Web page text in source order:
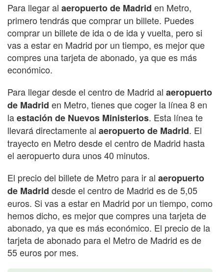
Para llegar al aeropuerto de Madrid en Metro,
primero tendrás que comprar un billete. Puedes
comprar un billete de ida o de ida y vuelta, pero si
vas a estar en Madrid por un tiempo, es mejor que
compres una tarjeta de abonado, ya que es más
económico.
Para llegar desde el centro de Madrid al aeropuerto
de Madrid en Metro, tienes que coger la línea 8 en
laestación de Nuevos Ministerios. Esta línea te
llevará directamente al aeropuerto de Madrid. El
trayecto en Metro desde el centro de Madrid hasta
el aeropuerto dura unos 40 minutos.
El precio del billete de Metro para ir al aeropuerto
de Madrid desde el centro de Madrid es de 5,05
euros. Si vas a estar en Madrid por un tiempo, como
hemos dicho, es mejor que compres una tarjeta de
abonado, ya que es más económico. El precio de la
tarjeta de abonado para el Metro de Madrid es de
55 euros por mes.